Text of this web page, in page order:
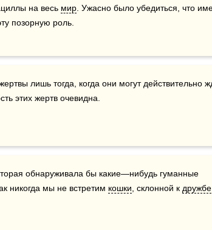
на весь мир
позорную роль.
этих жертв очевидна.
обнаруживала бы какие—нибудь гуманные
никогда мы не встретим кошки , склонной к дружбе